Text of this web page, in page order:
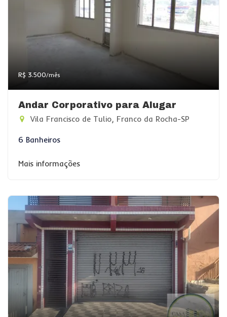
R$ 3.500/mês
Andar Corporativo para Alugar
Vila Francisco de Tulio, Franco da Rocha-SP
6 Banheiros
Mais informações